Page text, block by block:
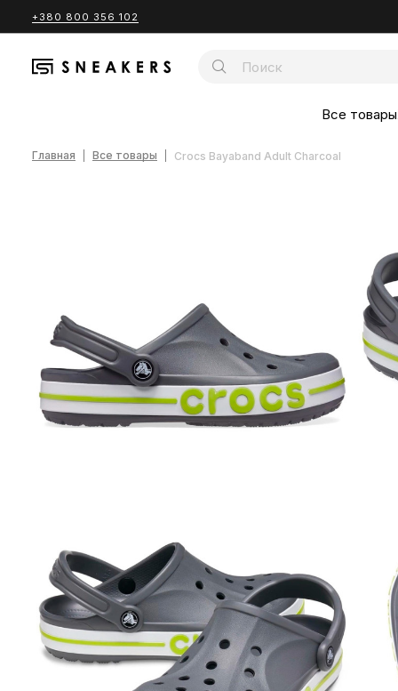
+380 800 356 102
Все товары
Главная Все товары Crocs Bayaband Adult Charcoal